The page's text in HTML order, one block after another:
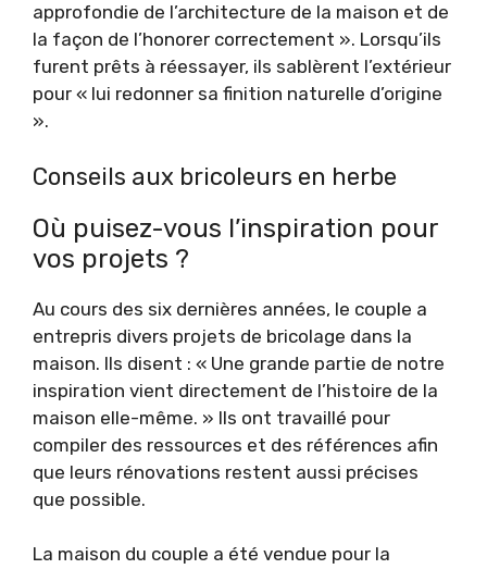
approfondie de l’architecture de la maison et de
la façon de l’honorer correctement ». Lorsqu’ils
furent prêts à réessayer, ils sablèrent l’extérieur
pour « lui redonner sa finition naturelle d’origine
».
Conseils aux bricoleurs en herbe
Où puisez-vous l’inspiration pour
vos projets ?
Au cours des six dernières années, le couple a
entrepris divers projets de bricolage dans la
maison. Ils disent : « Une grande partie de notre
inspiration vient directement de l’histoire de la
maison elle-même. » Ils ont travaillé pour
compiler des ressources et des références afin
que leurs rénovations restent aussi précises
que possible.
La maison du couple a été vendue pour la